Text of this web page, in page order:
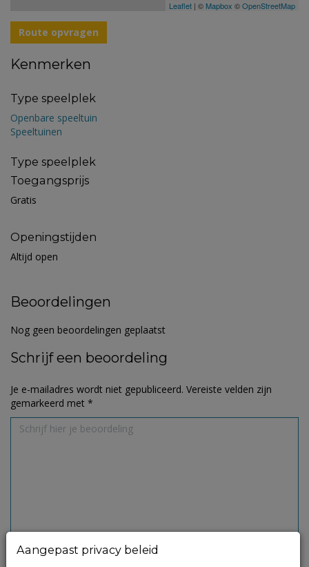
Leaflet | © Mapbox ©OpenStreetMap
Route opvragen
Kenmerken
Type speelplek
Openbare speeltuin
Speeltuinen
Type speelplek
Toegangsprijs
Gratis
Openingstijden
Altijd open
Beoordelingen
Nog geen beoordelingen geplaatst
Schrijf een beoordeling
Je e-mailadres wordt niet gepubliceerd. Vereiste velden zijn
gemarkeerd met *
Aangepast privacy beleid